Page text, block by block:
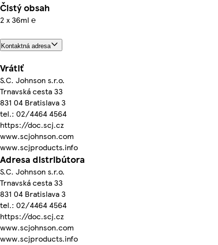
Čistý obsah
2 x 36ml ℮
Kontaktná adresa
Vrátiť
S.C. Johnson s.r.o.
Trnavská cesta 33
831 04 Bratislava 3
tel.: 02/4464 4564
https://doc.scj.cz
www.scjohnson.com
www.scjproducts.info
Adresa distribútora
S.C. Johnson s.r.o.
Trnavská cesta 33
831 04 Bratislava 3
tel.: 02/4464 4564
https://doc.scj.cz
www.scjohnson.com
www.scjproducts.info